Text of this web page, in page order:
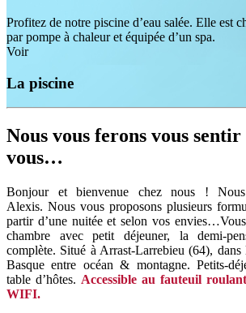
Profitez de notre piscine d’eau salée. Elle est
par pompe à chaleur et équipée d’un spa.
Voir
La piscine
Nous vous ferons vous sentir
vous…
Bonjour et bienvenue chez nous !
Alexis. Nous vous proposons plusieurs
partir d’une nuitée et selon vos
chambre avec petit déjeuner, la demi-
complète. Situé à Arrast-Larrebieu (64), dans
Basque entre océan & montagne. Petits-
table d’hôtes. Accessible au fauteuil
WIFI.